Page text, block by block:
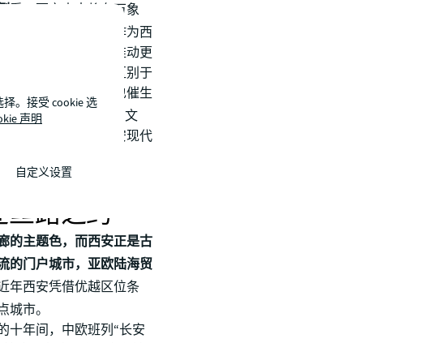
看，西安未来将有万象
这不仅得益于西安作为西
的历史文化积淀，推动更
景营造，赋予西安区别于
厚的文旅商业氛围也催生
饮、诠释古都文脉的文
的重要租户，为西安现代
为指引，
路之约
的主题色，而西安正是古
的门户城市，亚欧陆海贸
年西安凭借优越区位条
市。
十年间，中欧班列“长安
。接受 cookie 选
声明
自定义设置